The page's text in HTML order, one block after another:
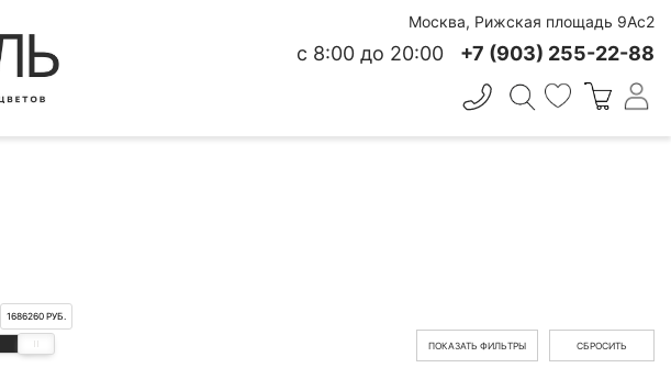
Москва, Рижская площадь 9Ас2
с 8:00 до 20:00 +7 (903) 255-22-88
1686260 РУБ.
ПОКАЗАТЬ ФИЛЬТРЫ СБРОСИТЬ